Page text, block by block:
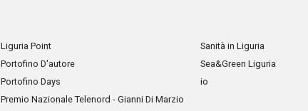
Liguria Point
Portofino D'autore
Portofino Days
Premio Nazionale Telenord - Gianni Di Marzio
Sanità in Liguria
Sea&Green Liguria
io